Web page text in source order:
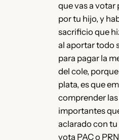
que vas a votar
por tu hijo, y
sacrificio que
al aportar todo
para pagar la
del cole,
plata, es que
comprender
importantes
aclarado con tu
vota PAC o